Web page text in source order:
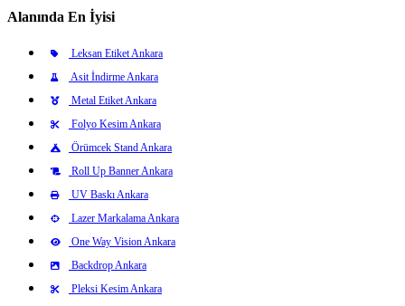
Alanında En İyisi
Leksan Etiket Ankara
Asit İndirme Ankara
Metal Etiket Ankara
Folyo Kesim Ankara
Örümcek Stand Ankara
Roll Up Banner Ankara
UV Baskı Ankara
Lazer Markalama Ankara
One Way Vision Ankara
Backdrop Ankara
Pleksi Kesim Ankara